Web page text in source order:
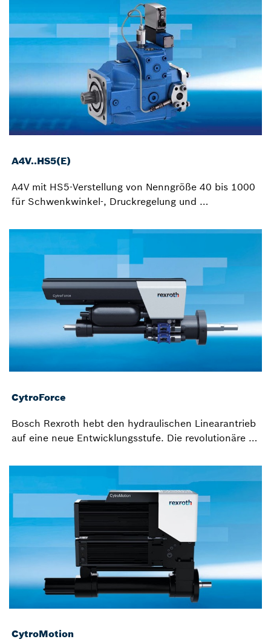
A4V..HS5(E)
A4V mit HS5-Verstellung von Nenngröße 40 bis 1000
für Schwenkwinkel-, Druckregelung und …
CytroForce
Bosch Rexroth hebt den hydraulischen Linearantrieb
auf eine neue Entwicklungsstufe. Die revolutionäre …
CytroMotion